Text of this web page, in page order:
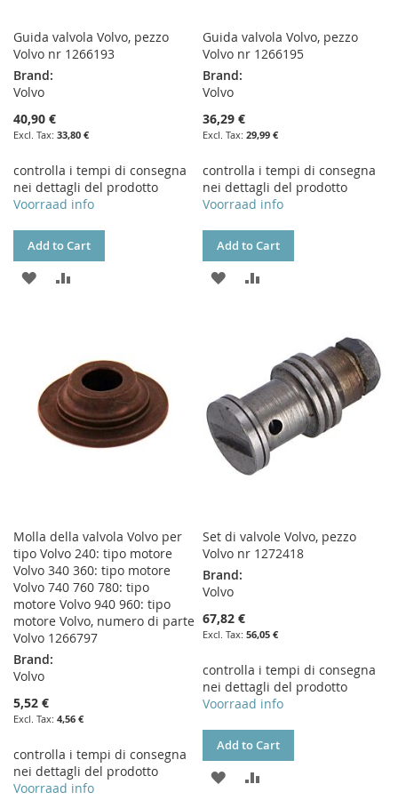
Guida valvola Volvo, pezzo
Volvo nr 1266193
Brand:
Volvo
40,90 €
33,80 €
controlla i tempi di consegna
nei dettagli del prodotto
Voorraad info
Add to Cart
ADD
Guida valvola Volvo, pezzo
Volvo nr 1266195
Brand:
Volvo
36,29 €
29,99 €
controlla i tempi di consegna
nei dettagli del prodotto
Voorraad info
Add to Cart
ADD
Molla della valvola Volvo per
tipo Volvo 240: tipo motore
Volvo 340 360: tipo motore
Volvo 740 760 780: tipo
motore Volvo 940 960: tipo
motore Volvo, numero di parte
Volvo 1266797
Brand:
Volvo
5,52 €
4,56 €
controlla i tempi di consegna
nei dettagli del prodotto
Voorraad info
Set di valvole Volvo, pezzo
Volvo nr 1272418
Brand:
Volvo
67,82 €
56,05 €
controlla i tempi di consegna
nei dettagli del prodotto
Voorraad info
Add to Cart
ADD